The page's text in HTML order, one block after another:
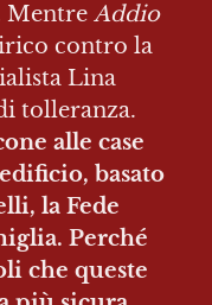
Mentre Addio
contro la
Lina
tolleranza.
alle case
basato
la Fede
Perché
che queste